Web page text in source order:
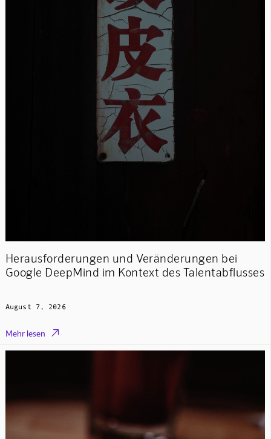
Herausforderungen und Veränderungen bei
Google DeepMind im Kontext des Talentabflusses
August 7, 2026
Mehr lesen 